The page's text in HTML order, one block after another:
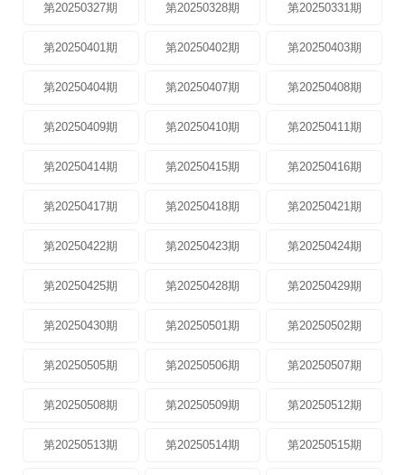
第20250327期 第20250328期 第20250331期
第20250401期 第20250402期 第20250403期
第20250404期 第20250407期 第20250408期
第20250409期 第20250410期 第20250411期
第20250414期 第20250415期 第20250416期
第20250417期 第20250418期 第20250421期
第20250422期 第20250423期 第20250424期
第20250425期 第20250428期 第20250429期
第20250430期 第20250501期 第20250502期
第20250505期 第20250506期 第20250507期
第20250508期 第20250509期 第20250512期
第20250513期 第20250514期 第20250515期